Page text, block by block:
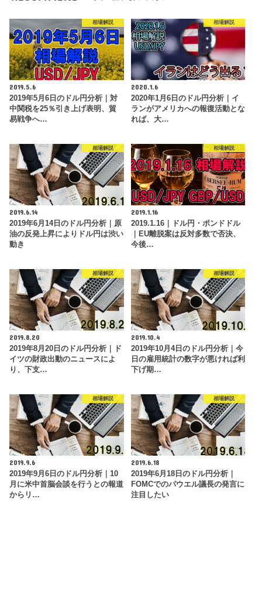
相場解説
2019.5.6
2019年5月6日のドル円分析｜対
中関税を25％引き上げ表明、貿
易戦争へ…
相場解説
2020.1.6
2020年1月6日のドル円分析｜イ
ランがアメリカへの報復活動とな
れば、大…
相場解説
2019.6.14
2019年6月14日のドル円分析｜原
油の反発上昇によりドル円は渋い
動き
相場解説
2019.1.16
2019.1.16｜ドル円・ポンドドル
｜EU離脱案は反対多数で否決、
今後…
相場解説
2019.8.20
2019年8月20日のドル円分析｜ド
イツの財政出動のニュースによ
り、下支…
相場解説
2019.10.4
2019年10月4日のドル円分析｜今
日の雇用統計の数字が悪ければ利
下げ期…
相場解説
2019.9.6
2019年9月6日のドル円分析｜10
月に米中首脳会談を行うとの報道
からリ…
相場解説
2019.6.18
2019年6月18日のドル円分析｜
FOMCでのパウエル議長の発言に
注目したい